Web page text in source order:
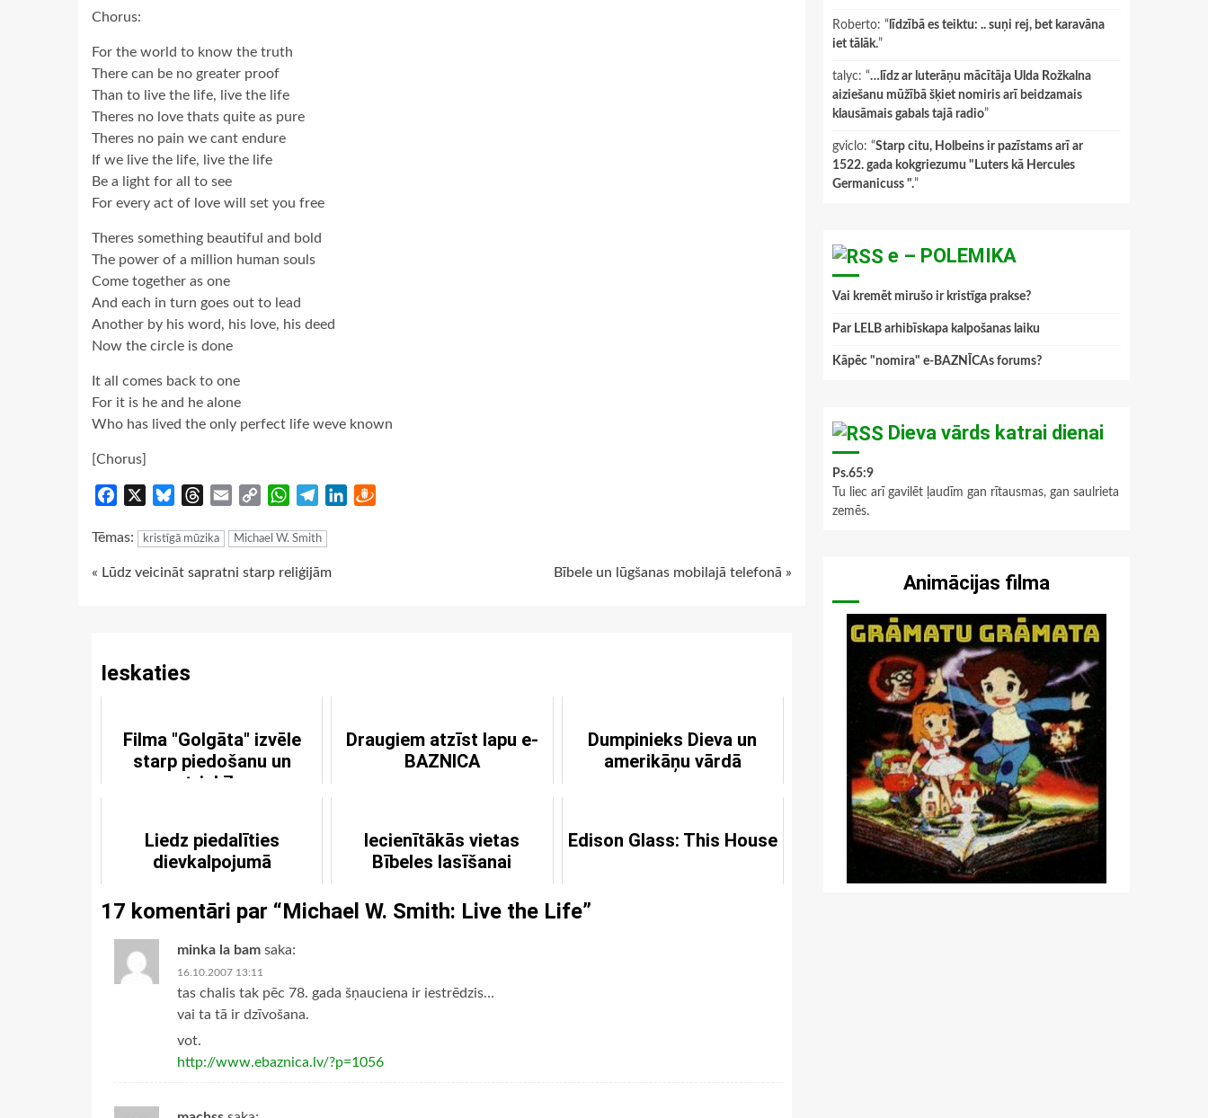
Chorus:
For the world to know the truth
There can be no greater proof
Than to live the life, live the life
Theres no love thats quite as pure
Theres no pain we cant endure
If we live the life, live the life
Be a light for all to see
For every act of love will set you free
Theres something beautiful and bold
The power of a million human souls
Come together as one
And each in turn goes out to lead
Another by his word, his love, his deed
Now the circle is done
It all comes back to one
For it is he and he alone
Who has lived the only perfect life weve known
[Chorus]
Facebook BlueskyThreads
Email
Copy
WhatsApp
TelegramLinkedIn
Tēmas: kristīgā mūzika Michael W. Smith
Continue
« Lūdz veicināt sapratni starp reliģijām Bībele un lūgšanas mobilajā telefonā »
Ieskaties
Filma "Golgāta" izvēle
starp piedošanu un
atriebību
Draugiem atzīst lapu e-
BAZNICA
Dumpinieks Dieva un
amerikāņu vārdā
Liedz piedalīties
dievkalpojumā
Iecienītākās vietas
Bībeles lasīšanai
Edison Glass: This House
17 komentāri par “Michael W. Smith: Live the Life”
minka la bam saka:
16.10.2007 13:11
tas chalis tak pēc 78. gada šņauciena ir iestrēdzis…
vai ta tā ir dzīvošana.
vot.
http://www.ebaznica.lv/?p=1056
Roberto: “ līdzībā es teiktu: .. suņi rej, bet karavāna
iet tālāk.”
talyc: “…līdz ar luterāņu mācītāja Ulda Rožkalna
aiziešanu mūžībā šķiet nomiris arī beidzamais
klausāmais gabals tajā radio”
gviclo: “Starp citu, Holbeins ir pazīstams arī ar
1522. gada kokgriezumu "Luters kā Hercules
Germanicuss ".”
e – POLEMIKA
Vai kremēt mirušo ir kristīga prakse?
Par LELB arhibīskapa kalpošanas laiku
Kāpēc "nomira" e-BAZNĪCAs forums?
Dieva vārds katrai dienai
Ps.65:9
Tu liec arī gavilēt ļaudīm gan rītausmas, gan saulrieta
zemēs.
Animācijas filma